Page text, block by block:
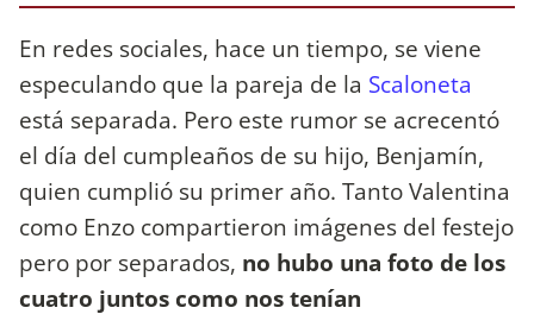
En redes sociales, hace un tiempo, se viene
especulando que la pareja de la Scaloneta
está separada. Pero este rumor se acrecentó
el día del cumpleaños de su hijo, Benjamín,
quien cumplió su primer año. Tanto Valentina
como Enzo compartieron imágenes del festejo
pero por separados, no hubo una foto de los
cuatro juntos como nos tenían